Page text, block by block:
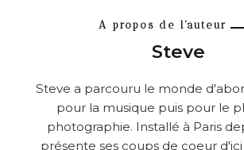
A propos de l'auteur
Steve
Steve a parcouru le monde
pour la musique puis pour le
photographie. Installé à Paris
présente ses coups de coeur